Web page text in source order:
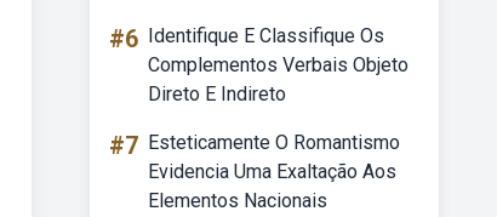
#6 Identifique E Classifique Os
Complementos Verbais Objeto
Direto E Indireto
#7 Esteticamente O Romantismo
Evidencia Uma Exaltação Aos
Elementos Nacionais